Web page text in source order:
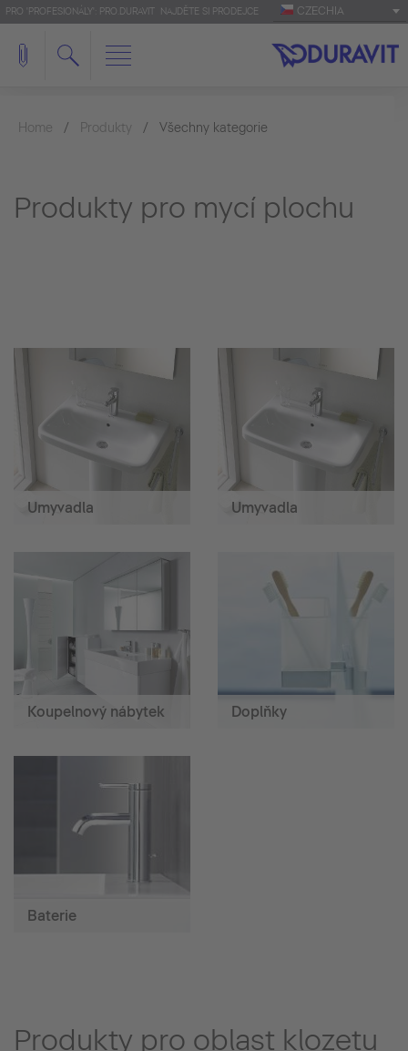
PRO 'PROFESIONÁLY': PRO.DURAVIT NAJDĚTE SI PRODEJCE CZECHIA
Home Produkty Všechny kategorie
Produkty pro mycí plochu
Umyvadla Umyvadla
Koupelnový nábytek Doplňky
Baterie
Produkty pro oblast klozetu